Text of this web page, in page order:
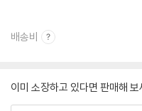
배송비
이미 소장하고 있다면 판매해 보